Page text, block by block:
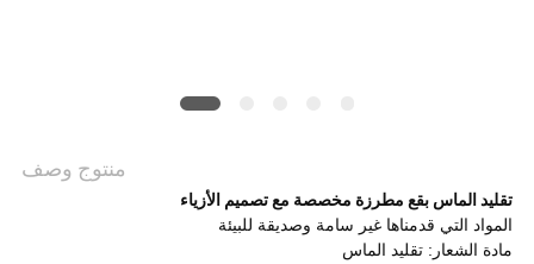
منتوج وصف
تقليد الماس بقع مطرزة مخصصة مع تصميم الأزياء
المواد التي قدمناها غير سامة وصديقة للبيئة
مادة الشعار: تقليد الماس